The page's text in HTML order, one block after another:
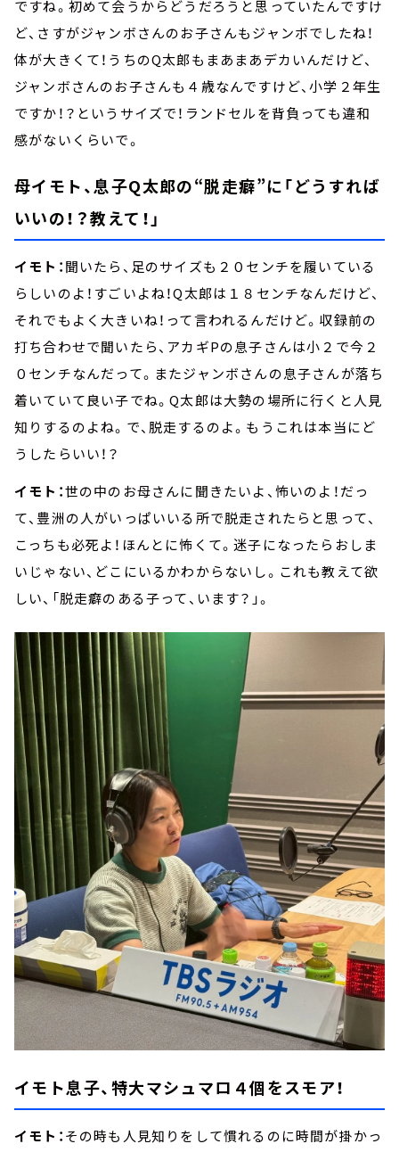
ですね。初めて会うからどうだろうと思っていたんですけ
ど、さすがジャンボさんのお子さんもジャンボでしたね！
体が大きくて！うちのQ太郎もまあまあデカいんだけど、
ジャンボさんのお子さんも４歳なんですけど、小学２年生
ですか！？というサイズで！ランドセルを背負っても違和
感がないくらいで。
母イモト、息子Q太郎の“脱走癖”に「どうすれば
いいの！？教えて！」
イモト：聞いたら、足のサイズも２０センチを履いている
らしいのよ！すごいよね！Q太郎は１８センチなんだけど、
それでもよく大きいね！って言われるんだけど。収録前の
打ち合わせで聞いたら、アカギPの息子さんは小２で今２
０センチなんだって。またジャンボさんの息子さんが落ち
着いていて良い子でね。Q太郎は大勢の場所に行くと人見
知りするのよね。で、脱走するのよ。もうこれは本当にど
うしたらいい！？
イモト：世の中のお母さんに聞きたいよ、怖いのよ！だっ
て、豊洲の人がいっぱいいる所で脱走されたらと思って、
こっちも必死よ！ほんとに怖くて。迷子になったらおしま
いじゃない、どこにいるかわからないし。これも教えて欲
しい、「脱走癖のある子って、います？」。
イモト息子、特大マシュマロ４個をスモア！
イモト：その時も人見知りをして慣れるのに時間が掛かっ